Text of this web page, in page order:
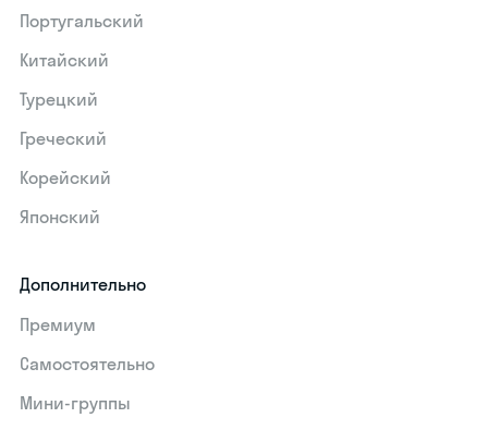
Португальский
Китайский
Турецкий
Греческий
Корейский
Японский
Дополнительно
Премиум
Самостоятельно
Мини-группы